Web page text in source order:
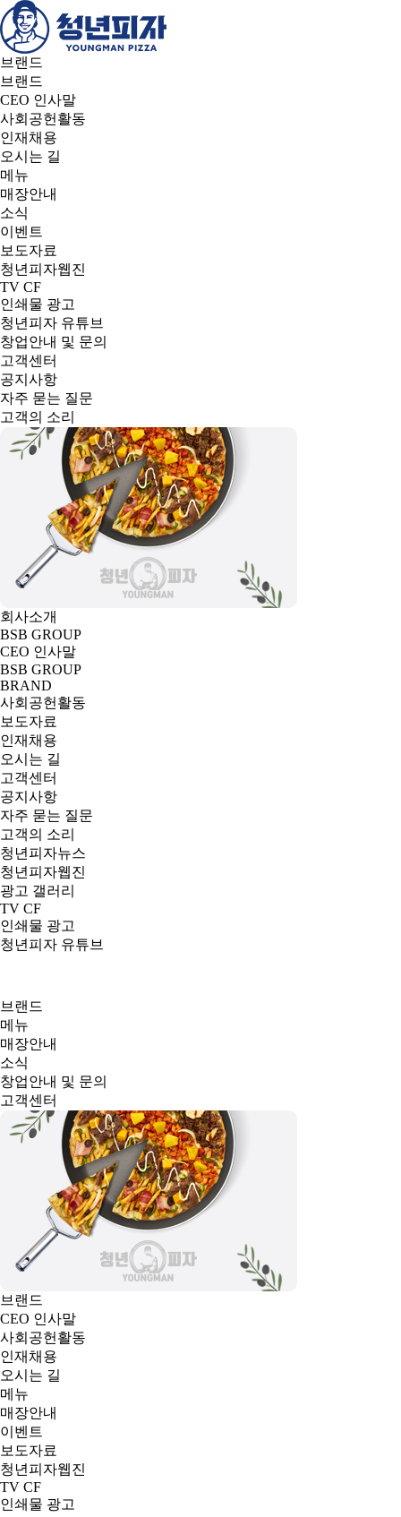
브랜드
브랜드
CEO 인사말
사회공헌활동
인재채용
오시는 길
메뉴
매장안내
소식
이벤트
보도자료
청년피자웹진
TV CF
인쇄물 광고
청년피자 유튜브
창업안내 및 문의
고객센터
공지사항
자주 묻는 질문
고객의 소리
회사소개
BSB GROUP
CEO 인사말
BSB GROUP
BRAND
사회공헌활동
보도자료
인재채용
오시는 길
고객센터
공지사항
자주 묻는 질문
고객의 소리
청년피자뉴스
청년피자웹진
광고 갤러리
TV CF
인쇄물 광고
청년피자 유튜브
브랜드
메뉴
매장안내
소식
창업안내 및 문의
고객센터
브랜드
CEO 인사말
사회공헌활동
인재채용
오시는 길
메뉴
매장안내
이벤트
보도자료
청년피자웹진
TV CF
인쇄물 광고